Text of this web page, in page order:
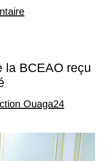
la BCEAO reçu
Ouaga24